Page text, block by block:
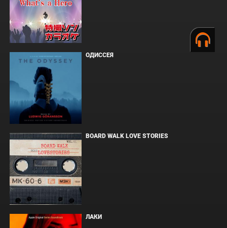
ОДИССЕЯ
BOARD WALK LOVE STORIES
ЛАКИ